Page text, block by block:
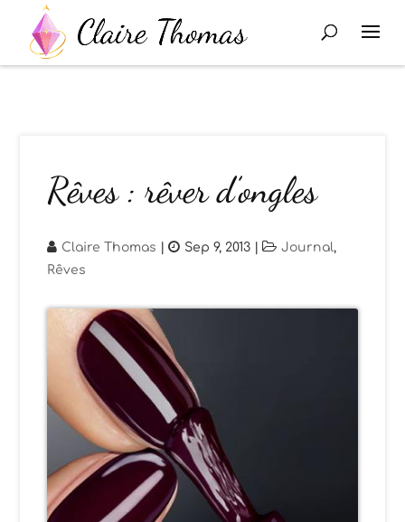
Rêves : rêver d’ongles
Claire Thomas | Sep 9, 2013 | Journal,
Rêves